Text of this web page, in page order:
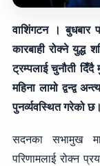
वाशिंगटन । बुधबार
कारबाही रोक्ने युद्ध
ट्रम्पलाई चुनौती
महिना लामो द्वन्द्व
पुनर्व्यवस्थित गरेको छ।
सदनका सभामुख
परिणामलाई रोक्न